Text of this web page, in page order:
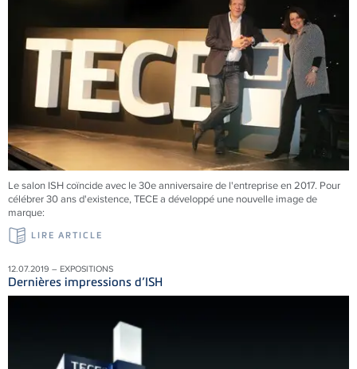
Le salon ISH coïncide avec le 30e anniversaire de l'entreprise en 2017. Pour
célébrer 30 ans d'existence, TECE a développé une nouvelle image de
marque:
LIRE ARTICLE
12.07.2019 – EXPOSITIONS
Dernières impressions d’ISH